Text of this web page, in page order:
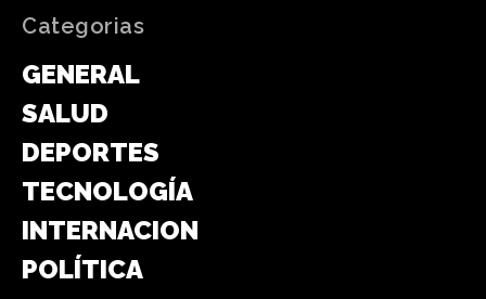
Categorias
GENERAL
SALUD
DEPORTES
TECNOLOGÍA
INTERNACIONAL
POLÍTICA